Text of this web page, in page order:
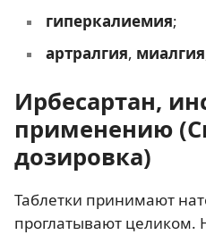
гиперкалиемия;
артралгия, миалгия
Ирбесартан,
применению
дозировка)
Таблетки принимают
проглатывают целиком.